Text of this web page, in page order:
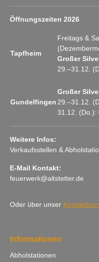
Öffnungszeiten 2026
Tapfheim
Freitags &
Großer
29.–31.12.
Gundelfingen
Großer
29.–31.12.
31.12. (Do.):
Weitere Infos:
Verkaufsstellen &
E-Mail Kontakt:
feuerwerk@altstetter.de
Oder über unser
Informationen
Abholstationen